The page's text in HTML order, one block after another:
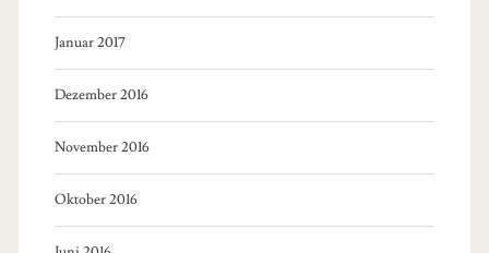
Januar 2017
Dezember 2016
November 2016
Oktober 2016